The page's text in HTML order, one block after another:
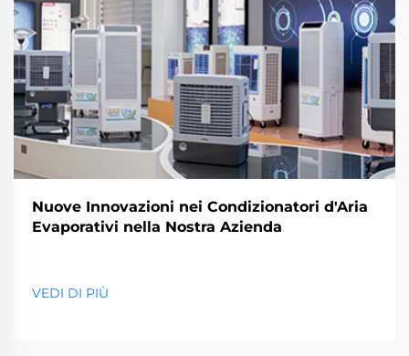
Nuove Innovazioni nei Condizionatori d'Aria
Evaporativi nella Nostra Azienda
VEDI DI PIÙ